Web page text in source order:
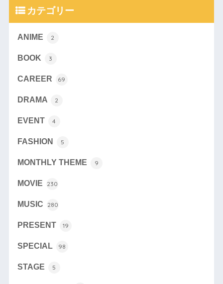
カテゴリー
ANIME 2
BOOK 3
CAREER 69
DRAMA 2
EVENT 4
FASHION 5
MONTHLY THEME 9
MOVIE 230
MUSIC 280
PRESENT 19
SPECIAL 98
STAGE 5